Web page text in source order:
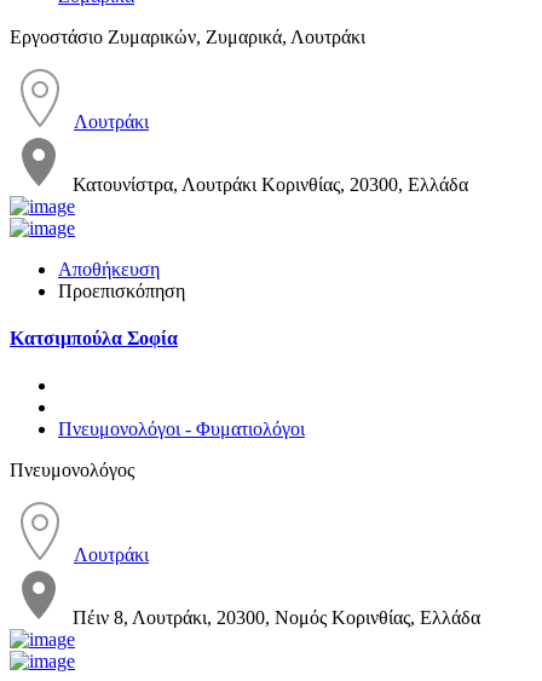
Εργοστάσιο Ζυμαρικών, Ζυμαρικά, Λουτράκι
Λουτράκι
Κατουνίστρα, Λουτράκι Κορινθίας, 20300, Ελλάδα
Αποθήκευση
Προεπισκόπηση
Κατσιμπούλα Σοφία
Πνευμονολόγοι - Φυματιολόγοι
Πνευμονολόγος
Λουτράκι
Πέιν 8, Λουτράκι, 20300, Νομός Κορινθίας, Ελλάδα